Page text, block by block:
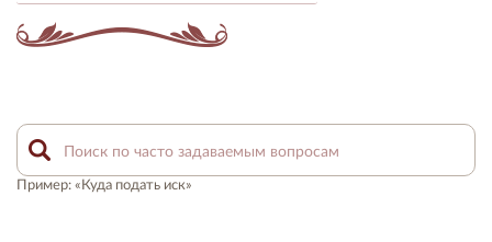
Пример: «Куда подать иск»